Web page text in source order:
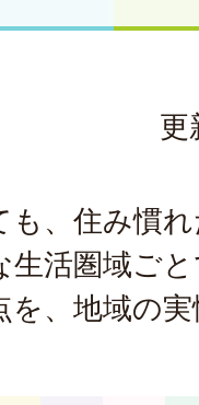
更
、住み慣
活圏域ご
を、地域の